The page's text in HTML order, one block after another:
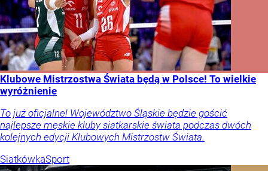
Klubowe Mistrzostwa Świata będą w Polsce! To wielkie
wyróżnienie
To już oficjalne! Województwo Śląskie będzie gościć
najlepsze męskie kluby siatkarskie świata podczas dwóch
kolejnych edycji Klubowych Mistrzostw Świata.
SiatkówkaSport